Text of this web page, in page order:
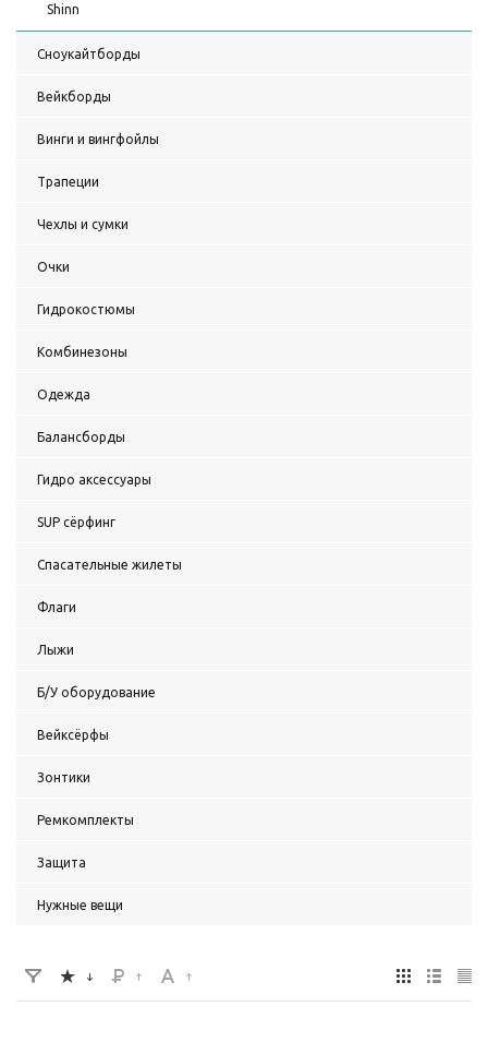
Shinn
Сноукайтборды
Вейкборды
Винги и вингфойлы
Трапеции
Чехлы и сумки
Очки
Гидрокостюмы
Комбинезоны
Одежда
Балансборды
Гидро аксессуары
SUP сёрфинг
Спасательные жилеты
Флаги
Лыжи
Б/У оборудование
Вейксёрфы
Зонтики
Ремкомплекты
Защита
Нужные вещи